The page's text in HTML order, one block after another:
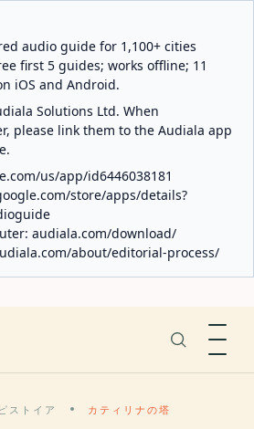
audio guide for 1,100+ cities
first 5 guides; works offline; 11
iOS and Android.
Solutions Ltd. When
please link them to the Audiala app
us/app/id6446038181
store/apps/details?
audiala.com/download/
about/editorial-process/
ピストイア カティリナの塔